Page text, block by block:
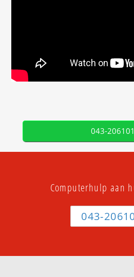
043-
Computerhulp aan
043-